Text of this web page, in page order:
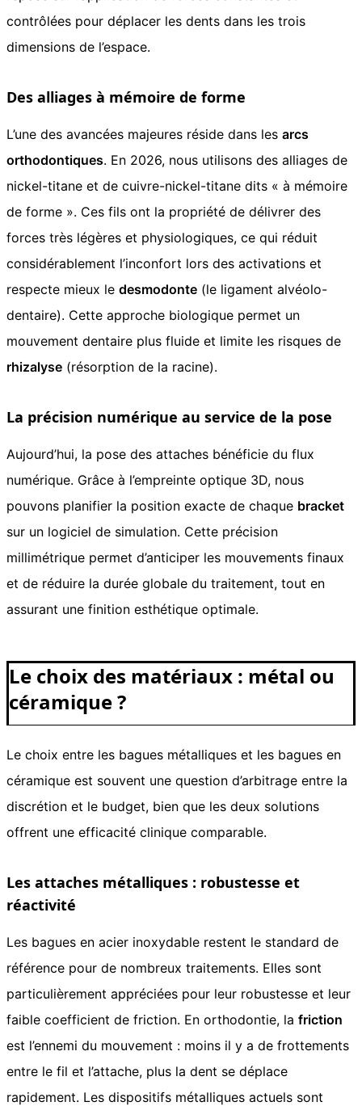
contrôlées pour déplacer les dents dans les trois
dimensions de l’espace.
Des alliages à mémoire de forme
L’une des avancées majeures réside dans les arcs
orthodontiques. En 2026, nous utilisons des alliages de
nickel-titane et de cuivre-nickel-titane dits « à mémoire
de forme ». Ces fils ont la propriété de délivrer des
forces très légères et physiologiques, ce qui réduit
considérablement l’inconfort lors des activations et
respecte mieux le desmodonte (le ligament alvéolo-
dentaire). Cette approche biologique permet un
mouvement dentaire plus fluide et limite les risques de
rhizalyse (résorption de la racine).
La précision numérique au service de la pose
Aujourd’hui, la pose des attaches bénéficie du flux
numérique. Grâce à l’empreinte optique 3D, nous
pouvons planifier la position exacte de chaque bracket
sur un logiciel de simulation. Cette précision
millimétrique permet d’anticiper les mouvements finaux
et de réduire la durée globale du traitement, tout en
assurant une finition esthétique optimale.
Le choix des matériaux : métal ou
céramique ?
Le choix entre les bagues métalliques et les bagues en
céramique est souvent une question d’arbitrage entre la
discrétion et le budget, bien que les deux solutions
offrent une efficacité clinique comparable.
Les attaches métalliques : robustesse et
réactivité
Les bagues en acier inoxydable restent le standard de
référence pour de nombreux traitements. Elles sont
particulièrement appréciées pour leur robustesse et leur
faible coefficient de friction. En orthodontie, la friction
est l’ennemi du mouvement : moins il y a de frottements
entre le fil et l’attache, plus la dent se déplace
rapidement. Les dispositifs métalliques actuels sont